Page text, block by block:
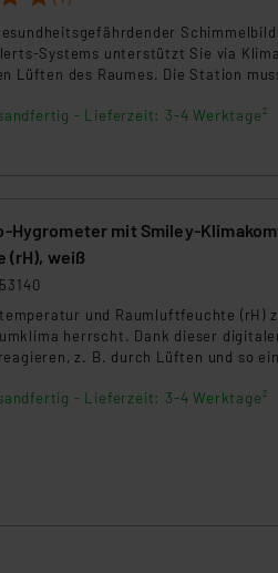
Systems unterstützt Sie via
Lüften des Raumes. Die Station
- Lieferzeit: 3-4 Werktage²
Hygrometer mit Smiley-
(rH), weiß
und Raumluftfeuchte (rH)
herrscht. Dank dieser
z. B. durch Lüften und so
- Lieferzeit: 3-4 Werktage²